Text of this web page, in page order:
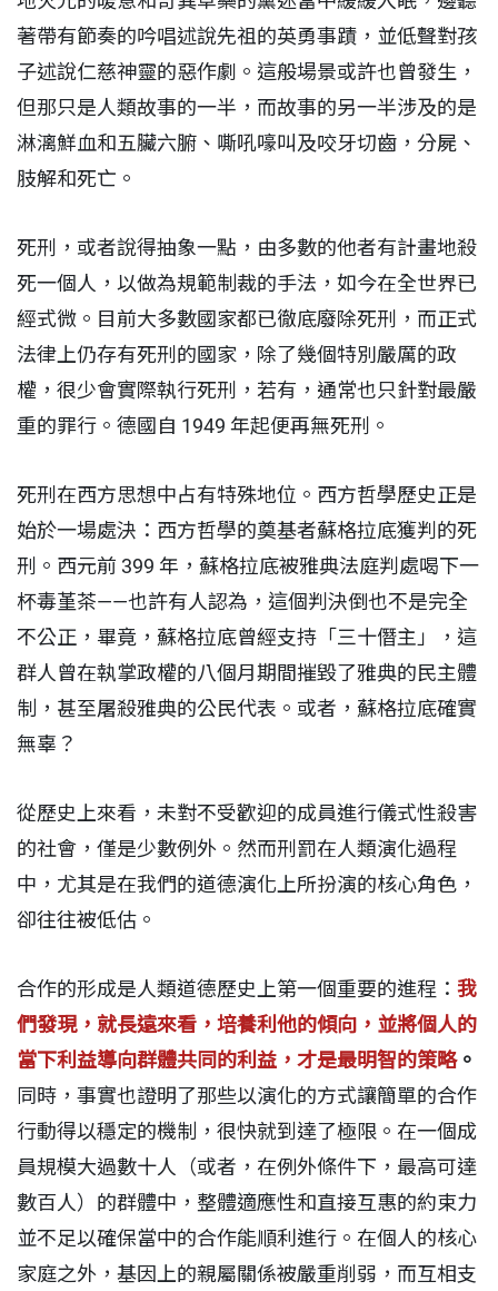
著帶有節奏的吟唱述說先祖的英勇事蹟，並低聲對孩
子述說仁慈神靈的惡作劇。這般場景或許也曾發生，
但那只是人類故事的一半，而故事的另一半涉及的是
淋漓鮮血和五臟六腑、嘶吼嚎叫及咬牙切齒，分屍、
肢解和死亡。
死刑，或者說得抽象一點，由多數的他者有計畫地殺
死一個人，以做為規範制裁的手法，如今在全世界已
經式微。目前大多數國家都已徹底廢除死刑，而正式
法律上仍存有死刑的國家，除了幾個特別嚴厲的政
權，很少會實際執行死刑，若有，通常也只針對最嚴
重的罪行。德國自 1949 年起便再無死刑。
死刑在西方思想中占有特殊地位。西方哲學歷史正是
始於一場處決：西方哲學的奠基者蘇格拉底獲判的死
刑。西元前 399 年，蘇格拉底被雅典法庭判處喝下一
杯毒堇茶——也許有人認為，這個判決倒也不是完全
不公正，畢竟，蘇格拉底曾經支持「三十僭主」，這
群人曾在執掌政權的八個月期間摧毀了雅典的民主體
制，甚至屠殺雅典的公民代表。或者，蘇格拉底確實
無辜？
從歷史上來看，未對不受歡迎的成員進行儀式性殺害
的社會，僅是少數例外。然而刑罰在人類演化過程
中，尤其是在我們的道德演化上所扮演的核心角色，
卻往往被低估。
合作的形成是人類道德歷史上第一個重要的進程： 我
們發現，就長遠來看，培養利他的傾向，並將個人的
當下利益導向群體共同的利益，才是最明智的策略。
同時，事實也證明了那些以演化的方式讓簡單的合作
行動得以穩定的機制，很快就到達了極限。在一個成
員規模大過數十人（或者，在例外條件下，最高可達
數百人）的群體中，整體適應性和直接互惠的約束力
並不足以確保當中的合作能順利進行。在個人的核心
家庭之外，基因上的親屬關係被嚴重削弱，而互相支